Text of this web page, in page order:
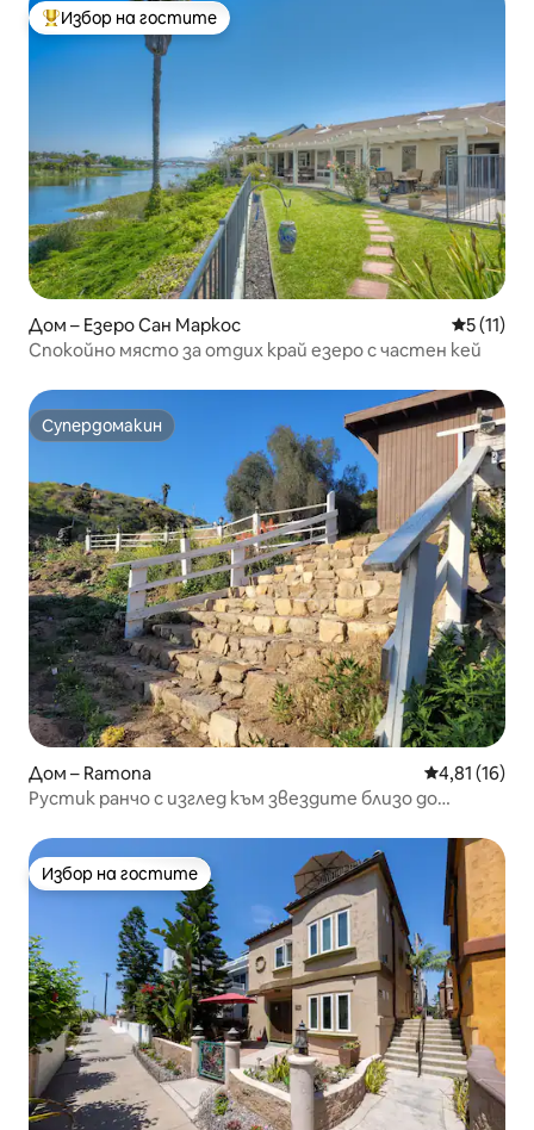
Най-популярен избор на гостите
Избор на гостите
Дом – Езеро Сан Маркос Средна
5 (11)
Спокойно място за отдих край езеро с частен кей
Супердомакин
Супердомакин
Дом – Ramona Средна
4,81 (16)
Рустик ранчо с изглед към звездите близо до
Избор на гостите
Избор на гостите